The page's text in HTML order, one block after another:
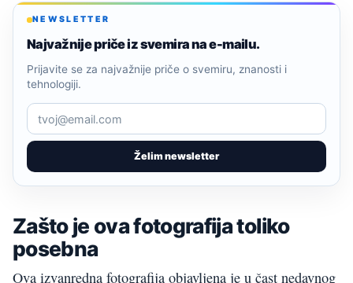
NEWSLETTER
Najvažnije priče iz svemira na e-mailu.
Želim newsletter
Prijavite se za najvažnije priče o svemiru, znanosti i
tehnologiji.
Zašto je ova fotografija toliko
posebna
Ova izvanredna fotografija objavljena je u čast nedavnog